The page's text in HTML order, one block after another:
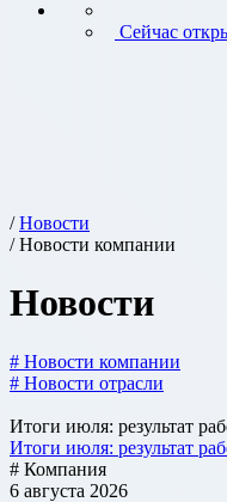
Сейчас
/Новости
/ Новости компании
Новости
# Новости компании
# Новости отрасли
Итоги июля: результат
Итоги июля: результат
# Компания
6 августа 2026